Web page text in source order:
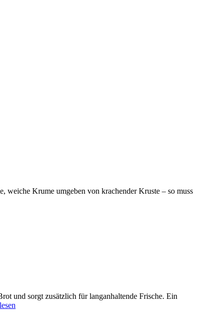
weiche Krume umgeben von krachender Kruste – so muss
und sorgt zusätzlich für langanhaltende Frische. Ein